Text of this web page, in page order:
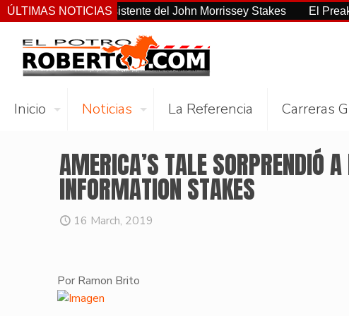
ÚLTIMAS NOTICIAS
el más consistente del John Morrissey Stakes El
Inicio Noticias La Referencia Carreras
AMERICA’S TALE SORPRENDIÓ
INFORMATION STAKES
16 March, 2019
Por Ramon Brito